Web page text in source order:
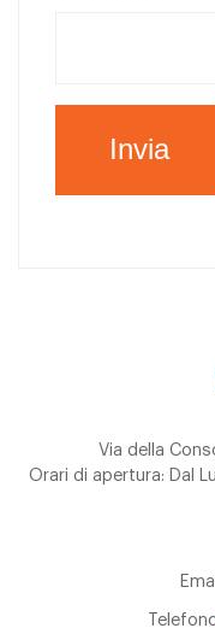
Via della
Orari di apertura: Dal